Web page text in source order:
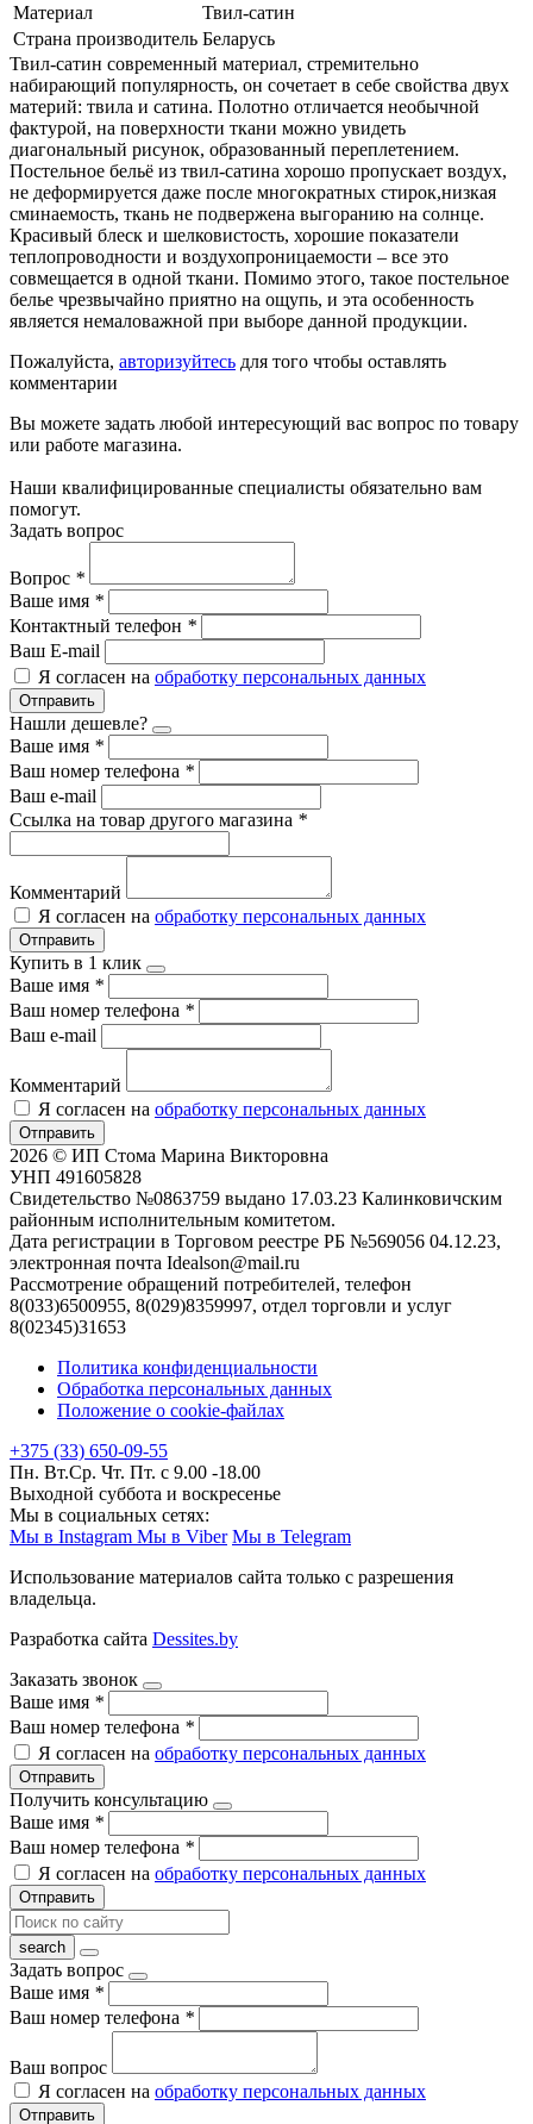
Материал
Твил-сатин
Страна производитель Беларусь
Твил-сатин современный материал, стремительно
набирающий популярность, он сочетает в себе свойства двух
материй: твила и сатина. Полотно отличается необычной
фактурой, на поверхности ткани можно увидеть
диагональный рисунок, образованный переплетением.
Постельное бельё из твил-сатина хорошо пропускает воздух,
не деформируется даже после многократных стирок,низкая
сминаемость, ткань не подвержена выгоранию на солнце.
Красивый блеск и шелковистость, хорошие показатели
теплопроводности и воздухопроницаемости – все это
совмещается в одной ткани. Помимо этого, такое постельное
белье чрезвычайно приятно на ощупь, и эта особенность
является немаловажной при выборе данной продукции.
Пожалуйста, авторизуйтесь для того чтобы оставлять
комментарии
Вы можете задать любой интересующий вас вопрос по товару
или работе магазина.
Наши квалифицированные специалисты обязательно вам
помогут.
Задать вопрос
Вопрос *
Ваше имя *
Контактный телефон *
Ваш E-mail
Я согласен на обработку персональных данных
Отправить
Нашли дешевле?
Ваше имя *
Ваш номер телефона *
Ваш e-mail
Ссылка на товар другого магазина *
Комментарий
Я согласен на обработку персональных данных
Отправить
Купить в 1 клик
Ваше имя *
Ваш номер телефона *
Ваш e-mail
Комментарий
Я согласен на обработку персональных данных
Отправить
2026 © ИП Стома Марина Викторовна
УНП 491605828
Свидетельство №0863759 выдано 17.03.23 Калинковичским
районным исполнительным комитетом.
Дата регистрации в Торговом реестре РБ №569056 04.12.23,
электронная почта Idealson@mail.ru
Рассмотрение обращений потребителей, телефон
8(033)6500955, 8(029)8359997, отдел торговли и услуг
8(02345)31653
Политика конфиденциальности
Обработка персональных данных
Положение о cookie-файлах
+375 (33) 650-09-55
Пн. Вт.Ср. Чт. Пт. с 9.00 -18.00
Выходной суббота и воскресенье
Мы в социальных сетях:
Мы в Instagram Мы в Viber Мы в Telegram
Использование материалов сайта только с разрешения
владельца.
Разработка сайта Dessites.by
Заказать звонок
Ваше имя *
Ваш номер телефона *
Я согласен на обработку персональных данных
Отправить
Получить консультацию
Ваше имя *
Ваш номер телефона *
Я согласен на обработку персональных данных
Отправить
Задать вопрос
Ваше имя *
Ваш номер телефона *
Ваш вопрос
Я согласен на обработку персональных данных
Отправить